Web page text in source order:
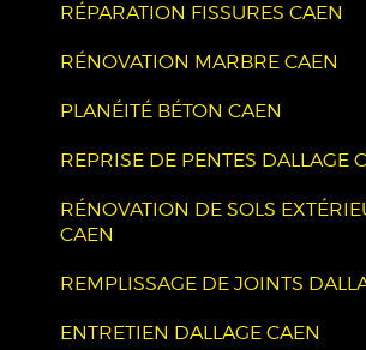
RÉPARATION FISSURES CAEN
RÉNOVATION MARBRE CAEN
PLANÉITÉ BÉTON CAEN
REPRISE DE PENTES DALLAGE
RÉNOVATION DE SOLS
CAEN
REMPLISSAGE DE JOINTS
ENTRETIEN DALLAGE CAEN